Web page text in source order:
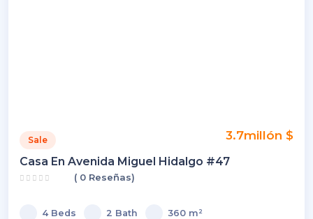
Sale 3.7millón $
Casa En Avenida Miguel Hidalgo #47
( 0 Reseñas)
4 Beds 2 Bath 360 m²